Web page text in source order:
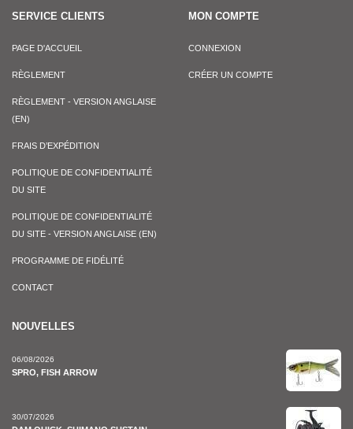
SERVICE CLIENTS
PAGE D'ACCUEIL
RÈGLEMENT
RÈGLEMENT - VERSION ANGLAISE
(EN)
FRAIS D’EXPÉDITION
POLITIQUE DE CONFIDENTIALITÉ
DU SITE
POLITIQUE DE CONFIDENTIALITÉ
DU SITE - VERSION ANGLAISE (EN)
PROGRAMME DE FIDÉLITÉ
CONTACT
MON COMPTE
CONNEXION
CRÉER UN COMPTE
NOUVELLES
06/08/2026
SPRO, FISH ARROW
30/07/2026